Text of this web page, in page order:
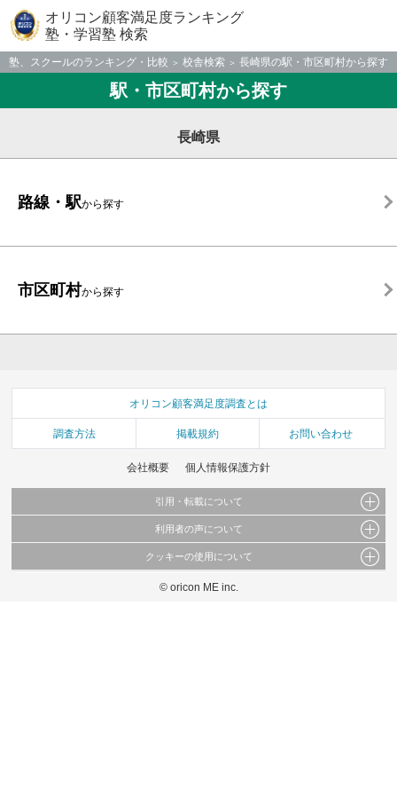
オリコン顧客満足度ランキング
塾・学習塾 検索
塾、スクールのランキング・比較 校舎検索 長崎県の駅・市区町村から探す
駅・市区町村から探す
長崎県
路線・駅から探す
市区町村から探す
オリコン顧客満足度調査とは
調査方法 掲載規約 お問い合わせ
会社概要 個人情報保護方針
引用・転載について
当サイトで公開されている情報（文字、写真、イラスト、画像データ等）及びこれらの配
これらの情報を権利者の許可なく無断転載・複製などの二次利用を行うことは固く禁じて
利用者の声について
当サイトに掲載している内容はすべてサービスの利用者が提出された見解・感想です。
弊社の見解・ 意見ではないことをご理解いただいた上でご覧ください。
クッキーの使用について
このサイトでは Cookie を使用して、ユーザーに合わせたコンテンツや広告の表示、ソー
© oricon ME inc.